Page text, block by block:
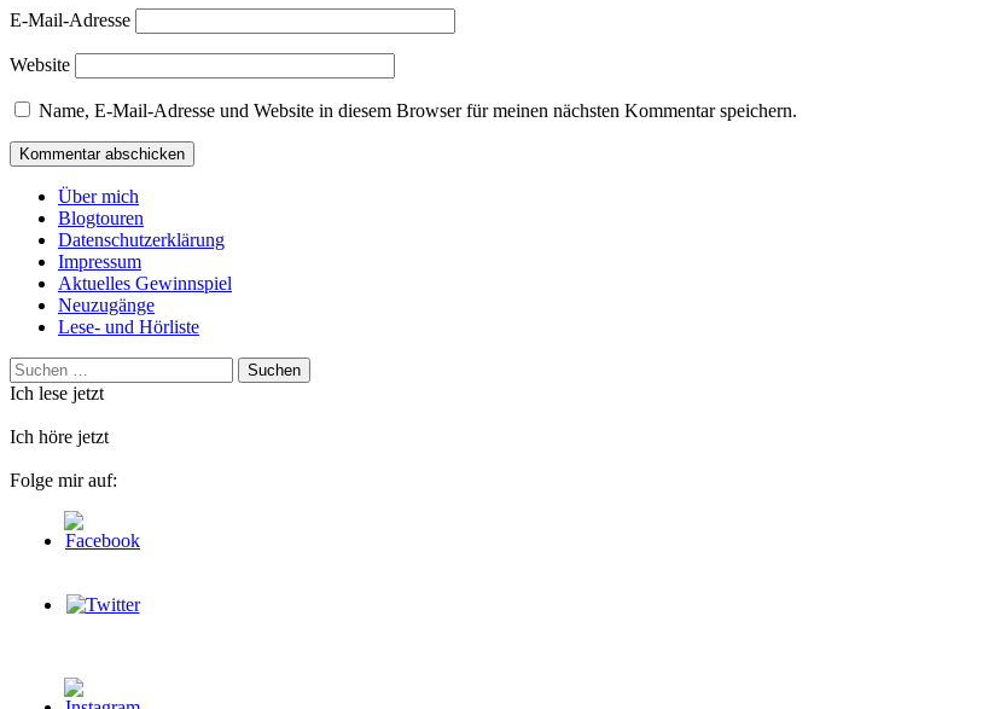
E-Mail-Adresse
Website
Name, E-Mail-Adresse und Website in diesem Browser für meinen nächsten Kommentar speichern.
Über mich
Blogtouren
Datenschutzerklärung
Impressum
Aktuelles Gewinnspiel
Neuzugänge
Lese- und Hörliste
Suchen
nach:
Ich lese jetzt
Ich höre jetzt
Folge mir auf: